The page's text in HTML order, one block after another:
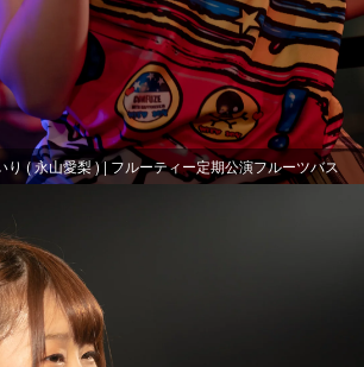
( 永山愛梨 ) | フルーティー定期公演フルーツバス